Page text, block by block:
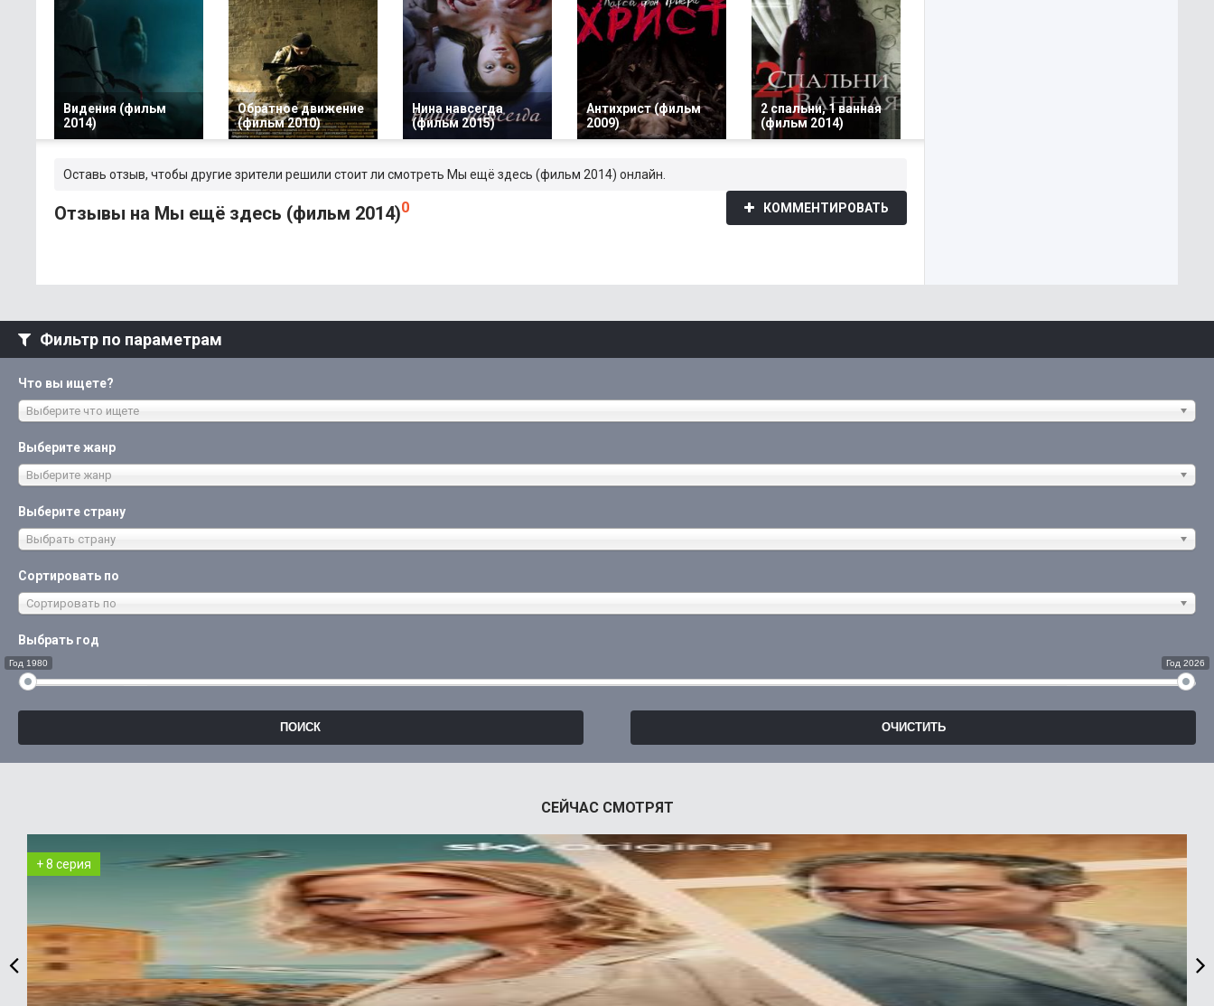
Видения (фильм
2014)
Обратное движение
(фильм 2010)
Нина навсегда
(фильм 2015)
Антихрист (фильм
2009)
2 спальни, 1 ванная
(фильм 2014)
Оставь отзыв, чтобы другие зрители решили стоит ли смотреть Мы ещё здесь (фильм 2014) онлайн.
Отзывы на Мы ещё здесь (фильм 2014)0 КОММЕНТИРОВАТЬ
Фильтр по параметрам
Что вы ищете?
Выберите что ищете
Выберите жанр
Выберите жанр
Выберите страну
Выбрать страну
Сортировать по
Сортировать по
Выбрать год
Год 1980 Год 2026
СЕЙЧАС СМОТРЯТ
+ 8 серия